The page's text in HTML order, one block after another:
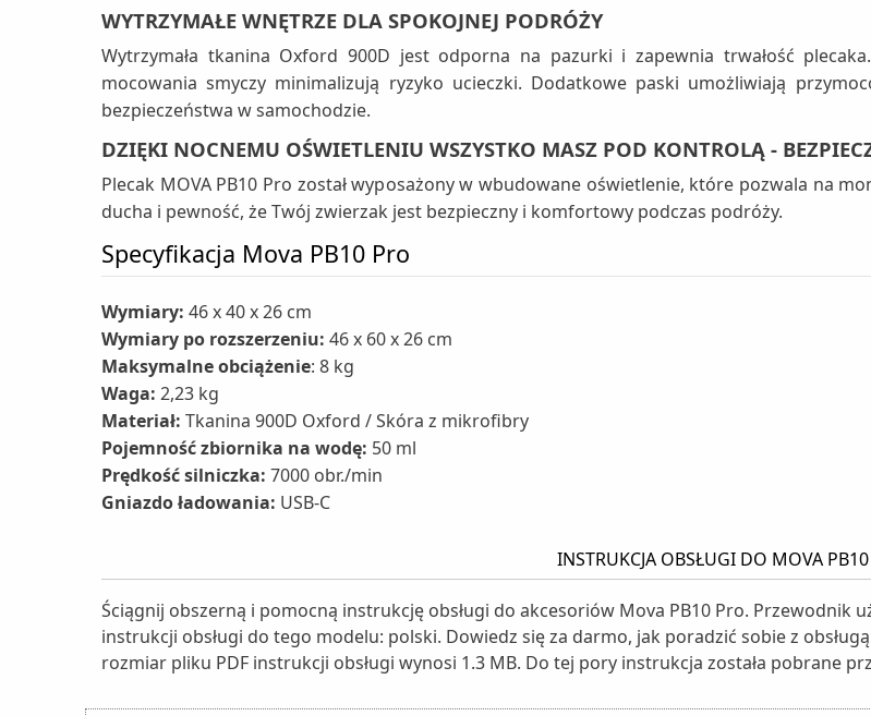
WYTRZYMAŁE WNĘTRZE DLA SPOKOJNEJ PODRÓŻY
Wytrzymała tkanina Oxford 900D jest odporna na pazurki i zapewnia trwałość
mocowania smyczy minimalizują ryzyko ucieczki. Dodatkowe paski umożliwiają
bezpieczeństwa w samochodzie.
DZIĘKI NOCNEMU OŚWIETLENIU WSZYSTKO MASZ POD KONTROLĄ -
Plecak MOVA PB10 Pro został wyposażony w wbudowane oświetlenie, które pozwala na
ducha i pewność, że Twój zwierzak jest bezpieczny i komfortowy podczas podróży.
Specyfikacja Mova PB10 Pro
Wymiary: 46 x 40 x 26 cm
Wymiary po rozszerzeniu: 46 x 60 x 26 cm
Maksymalne obciążenie: 8 kg
Waga: 2,23 kg
Materiał: Tkanina 900D Oxford / Skóra z mikrofibry
Pojemność zbiornika na wodę: 50 ml
Prędkość silniczka: 7000 obr./min
Gniazdo ładowania: USB-C
INSTRUKCJA OBSŁUGI DO MOVA
Ściągnij obszerną i pomocną instrukcję obsługi do akcesoriów Mova PB10 Pro. Przewodnik
instrukcji obsługi do tego modelu: polski. Dowiedz się za darmo, jak poradzić sobie z
rozmiar pliku PDF instrukcji obsługi wynosi 1.3 MB. Do tej pory instrukcja została pobrane